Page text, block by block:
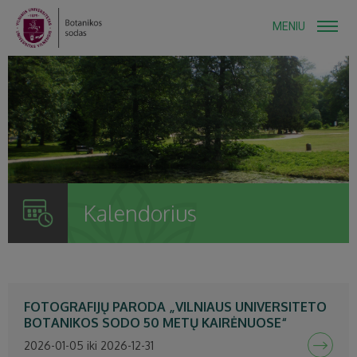
MENIU
Kalendorius
FOTOGRAFIJŲ PARODA „VILNIAUS UNIVERSITETO
BOTANIKOS SODO 50 METŲ KAIRĖNUOSE“
2026-01-05 iki 2026-12-31